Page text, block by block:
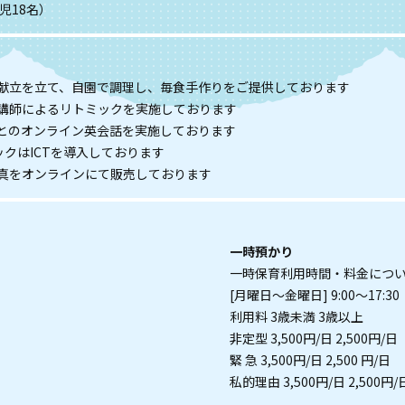
18名）
立を立て、自園で調理し、毎食手作りをご提供しております
師によるリトミックを実施しております
のオンライン英会話を実施しております
はICTを導入しております
をオンラインにて販売しております
一時預かり
一時保育利用時間・料金につ
[月曜日～金曜日] 9:00～17:30
利用料 3歳未満 3歳以上
非定型 3,500円/日 2,500円/日
緊 急 3,500円/日 2,500 円/日
私的理由 3,500円/日 2,500円/